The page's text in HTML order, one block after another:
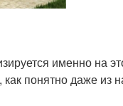
именно на
понятно даже из